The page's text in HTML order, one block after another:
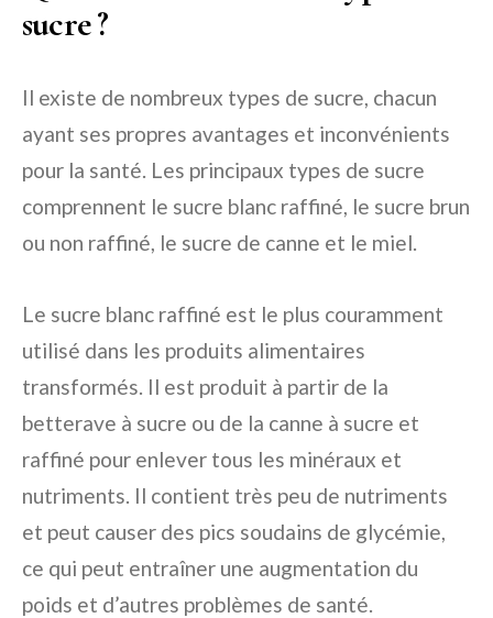
sucre ?
Il existe de nombreux types de sucre, chacun
ayant ses propres avantages et inconvénients
pour la santé. Les principaux types de sucre
comprennent le sucre blanc raffiné, le sucre brun
ou non raffiné, le sucre de canne et le miel.
Le sucre blanc raffiné est le plus couramment
utilisé dans les produits alimentaires
transformés. Il est produit à partir de la
betterave à sucre ou de la canne à sucre et
raffiné pour enlever tous les minéraux et
nutriments. Il contient très peu de nutriments
et peut causer des pics soudains de glycémie,
ce qui peut entraîner une augmentation du
poids et d’autres problèmes de santé.